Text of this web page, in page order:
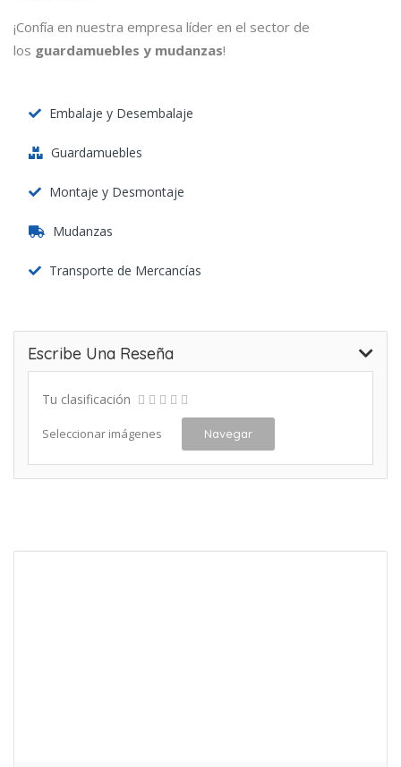
¡Confía en nuestra empresa líder en el sector de
los guardamuebles y mudanzas!
Embalaje y Desembalaje
Guardamuebles
Montaje y Desmontaje
Mudanzas
Transporte de Mercancías
Escribe Una Reseña
Tu clasificación
Seleccionar imágenes Navegar